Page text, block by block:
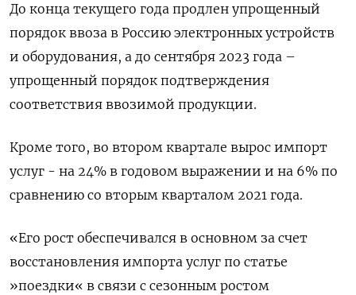
До конца текущего года продлен упрощенный
порядок ввоза в Россию электронных устройств
и оборудования, а до сентября 2023 года –
упрощенный порядок подтверждения
соответствия ввозимой продукции.
Кроме того, во втором квартале вырос импорт
услуг - на 24% в годовом выражении и на 6% по
сравнению со вторым кварталом 2021 года.
«Его рост обеспечивался в основном за счет
восстановления импорта услуг по статье
»поездки« в связи с сезонным ростом